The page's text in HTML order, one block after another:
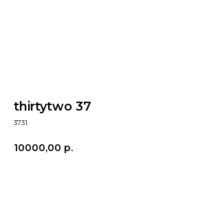
thirtytwo 37
3731
10000,00 р.